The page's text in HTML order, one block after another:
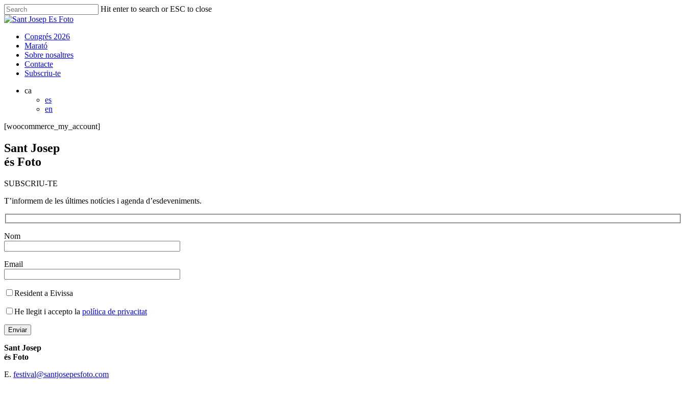
Skip
to
content
Hit enter to search or ESC to close
Close
Menu
Congrés 2026
Marató
Sobre nosaltres
Contacte
Subscriu-te
ca
es
en
[woocommerce_my_account]
Sant Josep
és Foto
SUBSCRIU-TE
T’informem de les últimes notícies i agenda d’esdeveniments.
Nom
Email
Resident a Eivissa
He llegit i accepto la política de privacitat
Sant Josep
és Foto
E. festival@santjosepesfoto.com